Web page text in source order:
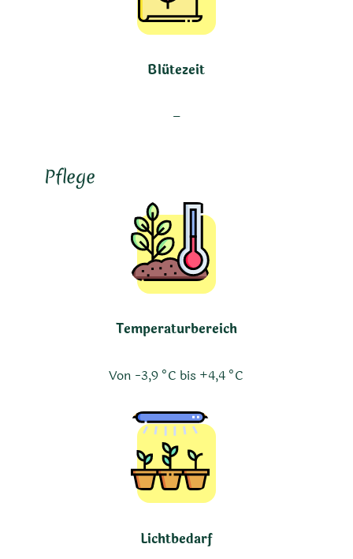
Blütezeit
–
Pflege
Temperaturbereich
Von -3,9 °C bis +4,4 °C
Lichtbedarf